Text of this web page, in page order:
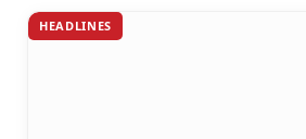
HEADLINES